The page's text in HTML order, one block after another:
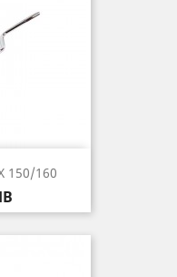
150/160